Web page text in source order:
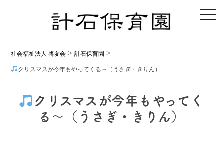
社会福祉法人 将友会 >計石保育園 >
クリスマスが今年もやってくる～（うさぎ・きりん）
クリスマスが今年もやってく
る～（うさぎ・きりん）